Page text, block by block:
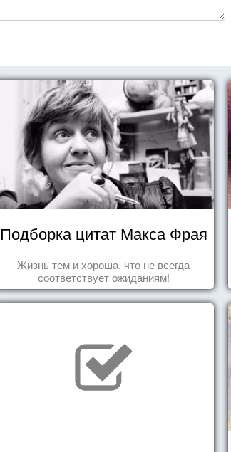
Подборка цитат Макса Фрая
Жизнь тем и хороша, что не всегда
соответствует ожиданиям!